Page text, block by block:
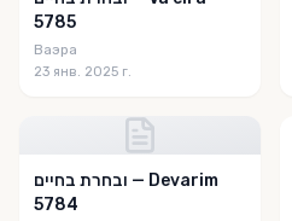
5785
Ваэра
23 янв. 2025 г.
ובחרת בחיים — Devarim
5784